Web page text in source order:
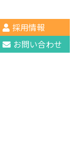
採用情報
お問い合わせ